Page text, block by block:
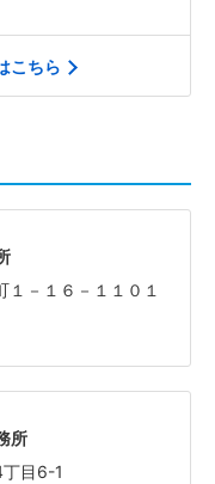
こちら
１－１６－１１０１
所
目6-1